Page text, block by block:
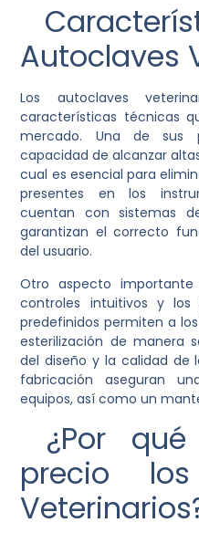
Autoclaves
Los autoclaves
características técnicas
mercado. Una de sus
capacidad de alcanzar
cual es esencial para
presentes en los
cuentan con sistemas
garantizan el correcto
del usuario.
Otro aspecto
controles intuitivos y los
predefinidos permiten a
esterilización de manera
del diseño y la calidad de
fabricación aseguran
equipos, así como un
¿Por
precio los